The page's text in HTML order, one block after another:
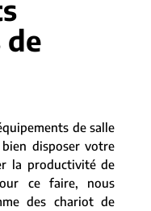
de
de salle
disposer votre
la productivité de
ce faire, nous
des chariot de